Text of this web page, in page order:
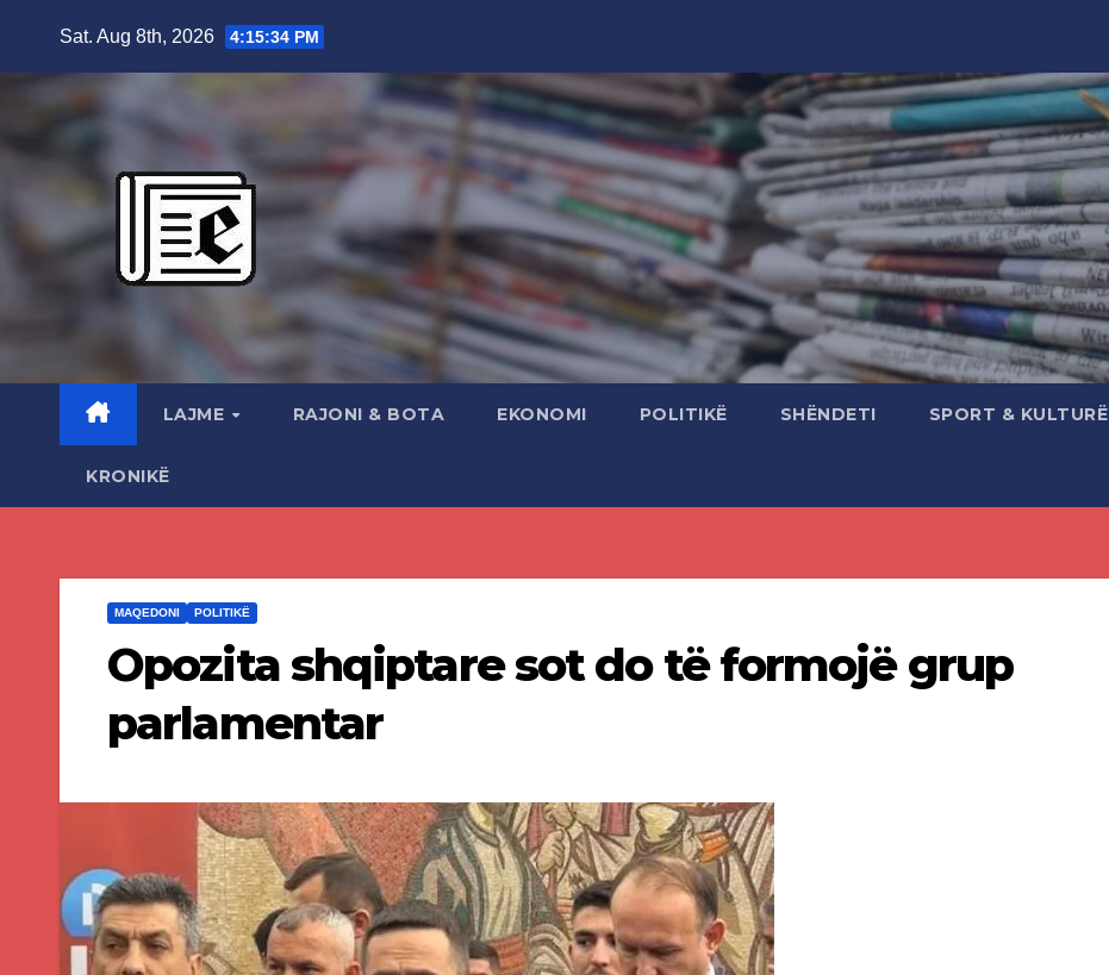
Sat. Aug 8th, 2026 4:15:35 PM
LAJME RAJONI & BOTA EKONOMI POLITIKË SHËNDETI SPORT & KULTURË
KRONIKË
MAQEDONI POLITIKË
Opozita shqiptare sot do të formojë grup
parlamentar